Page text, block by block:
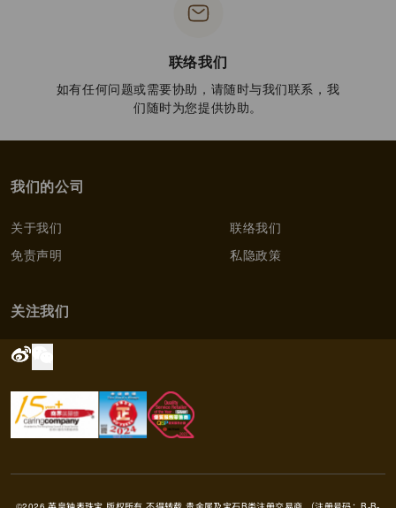
联络我们
如有任何问题或需要协助，请随时与我们联系，我
们随时为您提供协助。
我们的公司
关于我们
联络我们
免责声明
私隐政策
关注我们